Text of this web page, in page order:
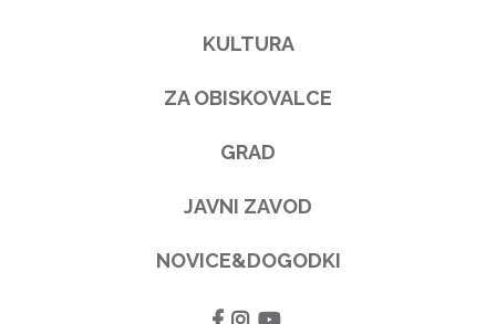
KULTURA
ZA OBISKOVALCE
GRAD
JAVNI ZAVOD
NOVICE&DOGODKI